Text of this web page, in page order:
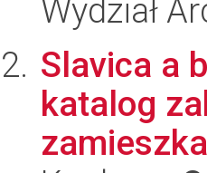
Wydział
Slavica a
katalog